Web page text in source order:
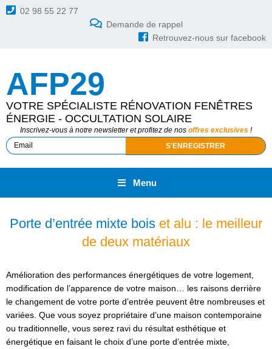
02 98 55 22 77
Demande de rappel
Retrouvez-nous sur facebook
AFP29
VOTRE SPÉCIALISTE RÉNOVATION FENÊTRES
ÉNERGIE - OCCULTATION SOLAIRE
Inscrivez-vous à notre newsletter et profitez de nos offres exclusives !
Menu
Porte d’entrée mixte bois et alu : le meilleur
de deux matériaux
Amélioration des performances énergétiques de votre logement,
modification de l’apparence de votre maison… les raisons derrière
le changement de votre porte d’entrée peuvent être nombreuses et
variées. Que vous soyez propriétaire d’une maison contemporaine
ou traditionnelle, vous serez ravi du résultat esthétique et
énergétique en faisant le choix d’une porte d’entrée mixte,